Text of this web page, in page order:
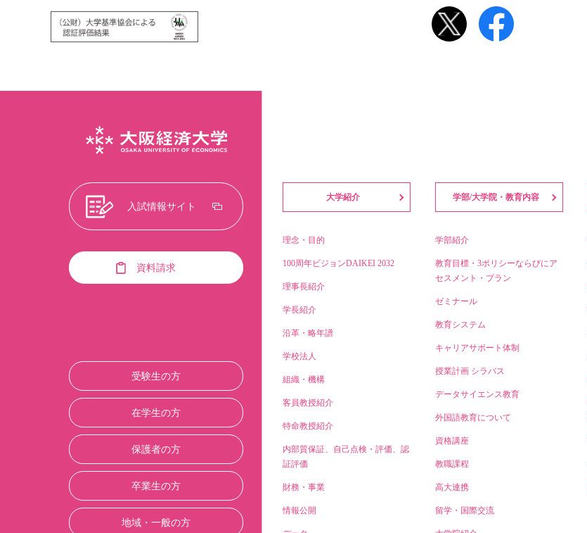
入試情報サイト
資料請求
受験生の方
在学生の方
保護者の方
卒業生の方
地域・一般の方
大学紹介
理念・目的
100周年ビジョンDAIKEI 2032
理事長紹介
学長紹介
沿革・略年譜
学校法人
組織・機構
客員教授紹介
特命教授紹介
内部質保証、自己点検・評価、認
証評価
財務・事業
情報公開
学部/大学院・教育内容
学部紹介
教育目標・3ポリシーならびにア
セスメント・プラン
ゼミナール
教育システム
キャリアサポート体制
授業計画 シラバス
データサイエンス教育
外国語教育について
資格講座
教職課程
高大連携
留学・国際交流